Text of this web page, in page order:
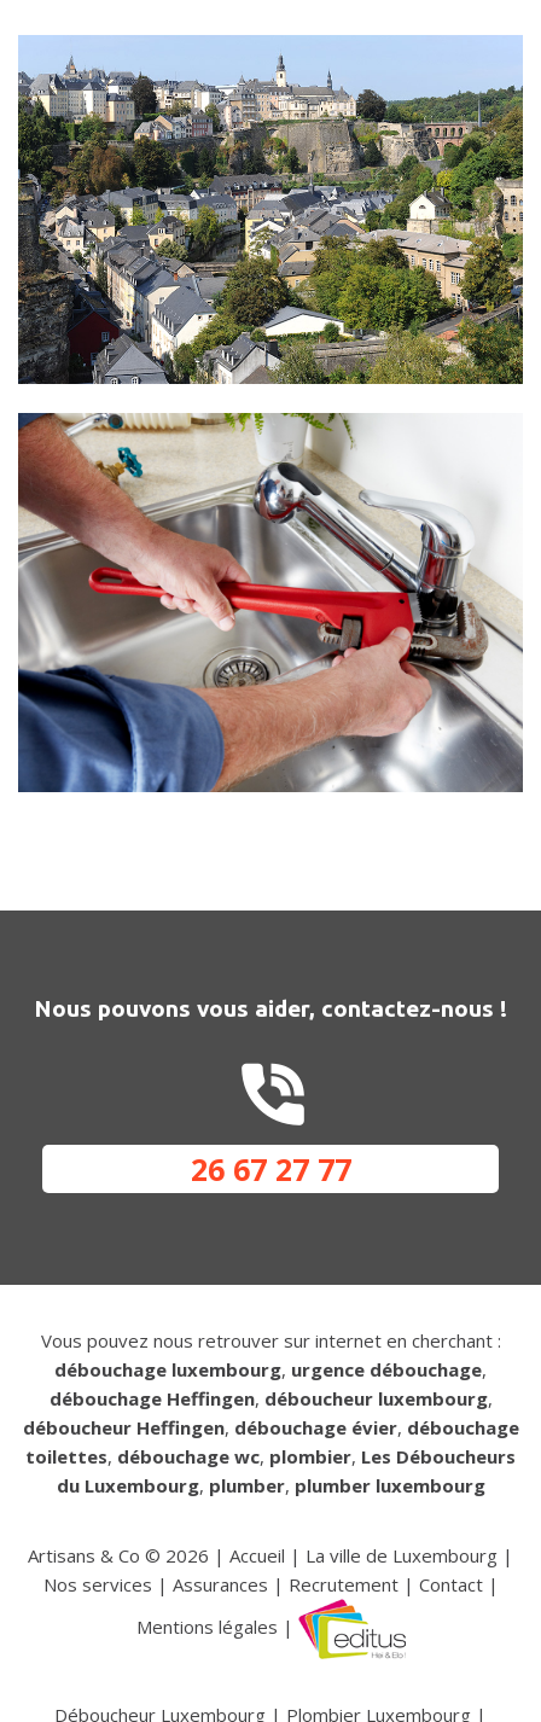
Nous pouvons vous aider, contactez-nous !
26 67 27 77
Vous pouvez nous retrouver sur internet en cherchant :
débouchage luxembourg, urgence débouchage,
débouchage Heffingen, déboucheur luxembourg,
déboucheur Heffingen, débouchage évier, débouchage
toilettes, débouchage wc, plombier, Les Déboucheurs
du Luxembourg, plumber, plumber luxembourg
Artisans & Co © 2026 | Accueil | La ville de Luxembourg |
Nos services | Assurances | Recrutement| Contact|
Mentions légales |
Déboucheur Luxembourg | Plombier Luxembourg |